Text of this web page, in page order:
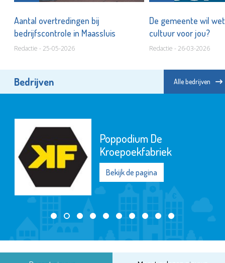
Aantal overtredingen bij
bedrijfscontrole in Maassluis
Redactie - 25-05-2026
De gemeente wil
cultuur voor jou?
Redactie - 26-03-2026
Bedrijven Alle bedrijven
Poppodium De
Kroepoekfabriek
Bekijk de pagina